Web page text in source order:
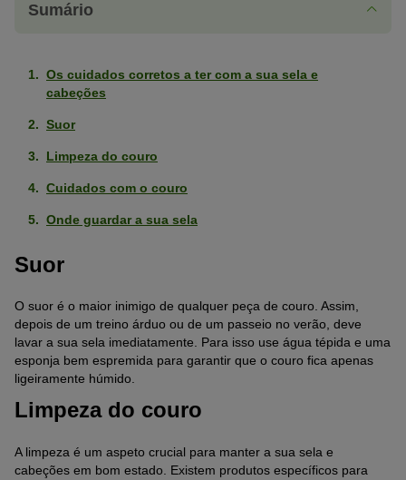
Sumário
Os cuidados corretos a ter com a sua sela e
cabeções
Suor
Limpeza do couro
Cuidados com o couro
Onde guardar a sua sela
Suor
O suor é o maior inimigo de qualquer peça de couro. Assim,
depois de um treino árduo ou de um passeio no verão, deve
lavar a sua sela imediatamente. Para isso use água tépida e uma
esponja bem espremida para garantir que o couro fica apenas
ligeiramente húmido.
Limpeza do couro
A limpeza é um aspeto crucial para manter a sua sela e
cabeções em bom estado. Existem produtos específicos para